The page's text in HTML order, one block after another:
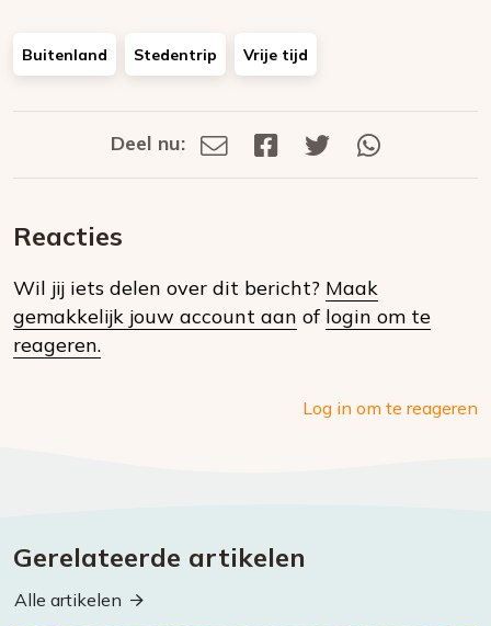
Buitenland Stedentrip Vrije tijd
Deel
social
Deel nu:
Deel
Deel
Deel
Reacties
Wil jij iets delen over dit bericht? Maak
gemakkelijk jouw account aan of login om te
reageren.
Log in om te reageren
Gerelateerde artikelen
Alle artikelen